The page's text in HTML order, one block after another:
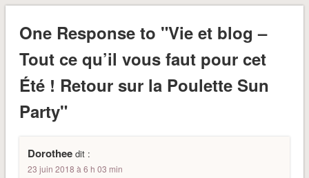
One Response to "Vie et blog –
Tout ce qu’il vous faut pour cet
Été ! Retour sur la Poulette Sun
Party"
Dorothee dit :
23 juin 2018 à 6 h 03 min